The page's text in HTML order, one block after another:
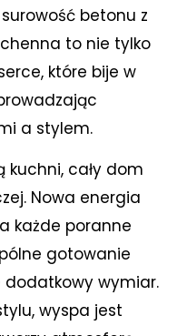
betonu z
to nie tylko
które bije w
a stylem.
kuchni, cały dom
Nowa energia
każde poranne
gotowanie
dodatkowy wymiar.
wyspa jest